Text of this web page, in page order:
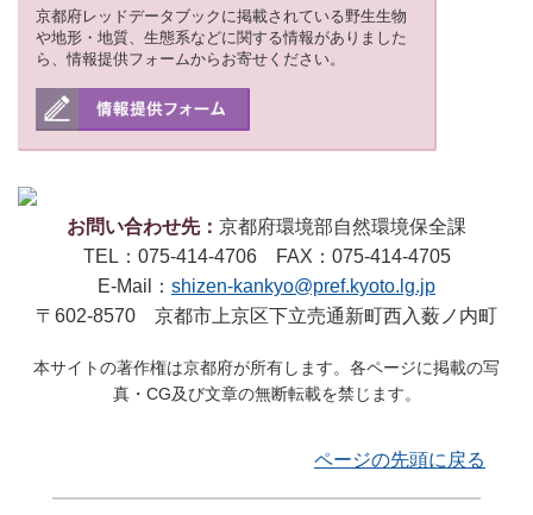
京都府レッドデータブックに掲載されている野生生物
や地形・地質、生態系などに関する情報がありました
ら、情報提供フォームからお寄せください。
お問い合わせ先： 京都府環境部自然環境保全課
TEL：075-414-4706 FAX：075-414-4705
E-Mail： shizen-kankyo@pref.kyoto.lg.jp
〒602-8570 京都市上京区下立売通新町西入薮ノ内町
本サイトの著作権は京都府が所有します。各ページに掲載の写
真・CG及び文章の無断転載を禁じます。
ページの先頭に戻る